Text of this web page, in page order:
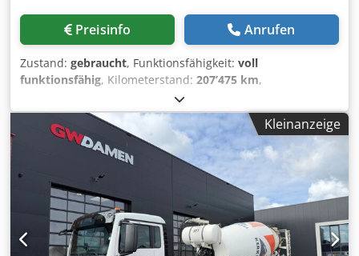
Preisinfo Anrufen
Zustand: gebraucht, Funktionsfähigkeit: voll
funktionsfähig, Kilometerstand: 207’475 km,
, Baujahr:
mit CIFA-Betonmischer Erstzulassung: 07.11.2019 – Euro 6
258.175 km Achsen: 4 Csdpozr Er Hjfx Ap Ierf Aufbau: CIFA
RY1300 – Nebenantrieb (PTO) Bereifung: 60/70 % Gültige
Hauptuntersuchung Guter Zustand Sofort verfügbar WIR
BEWERTEN INZAHLUNGNAHME ALLER FAHRZEUGMARKEN,
MAN, MERCEDES, DAF, RENAULT, VOLVO, SCANIA, MIT
CIFA-, SERMAC- ODER PUTZMEISTER-AUSRÜSTUNG; ODER
ERDBAU-MASCHINEN VON CATERPILLAR, FIAT HITACHI,
KOMATSU.
Kleinanzeige